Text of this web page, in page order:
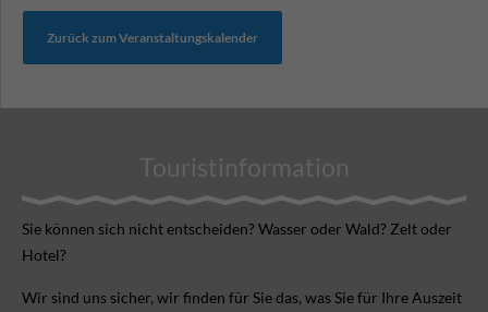
Zurück zum Veranstaltungskalender
Touristinformation
Sie können sich nicht ent­scheiden? Wasser oder Wald? Zelt oder
Hotel?
Wir sind uns sicher, wir finden für Sie das, was Sie für Ihre Aus­zeit